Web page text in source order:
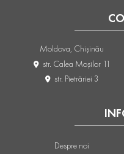
Despre noi
Moldova, Chişinău
str. Calea Moşilor 11
str. Pietrăriei 3